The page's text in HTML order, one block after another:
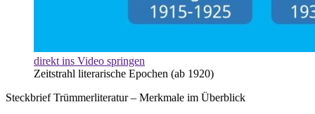
direkt ins Video springen
Zeitstrahl literarische Epochen (ab 1920)
Steckbrief Trümmerliteratur – Merkmale im Überblick